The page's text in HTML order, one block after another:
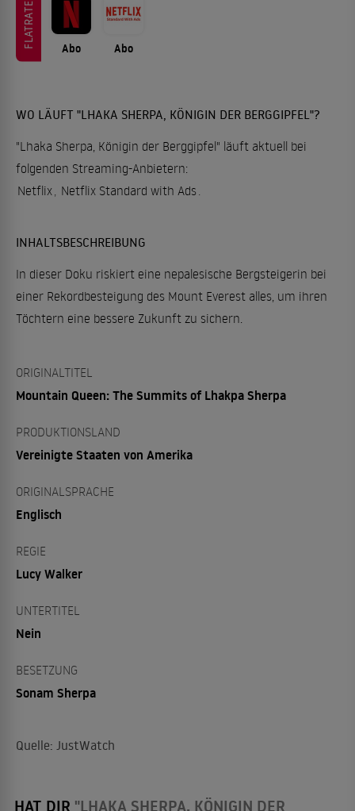
FLATRATE Abo Abo
WO LÄUFT "LHAKA SHERPA, KÖNIGIN DER BERGGIPFEL"?
"Lhaka Sherpa, Königin der Berggipfel" läuft aktuell bei
folgenden Streaming-Anbietern:
Netflix Netflix Standard with Ads
INHALTSBESCHREIBUNG
In dieser Doku riskiert eine nepalesische Bergsteigerin bei
einer Rekordbesteigung des Mount Everest alles, um ihren
Töchtern eine bessere Zukunft zu sichern.
ORIGINALTITEL
Mountain Queen: The Summits of Lhakpa Sherpa
PRODUKTIONSLAND
Vereinigte Staaten von Amerika
ORIGINALSPRACHE
Englisch
REGIE
Lucy Walker
UNTERTITEL
Nein
BESETZUNG
Sonam Sherpa
Quelle: JustWatch
HAT DIR "LHAKA SHERPA, KÖNIGIN DER